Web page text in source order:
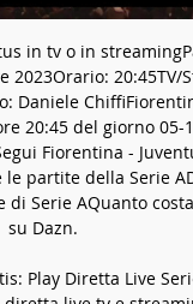
in tv o in
2023Orario: 20:45TV/
Daniele
20:45 del giorno 05-
Fiorentina -
partite della Serie
Serie AQuanto
su Dazn.
Play Diretta Live